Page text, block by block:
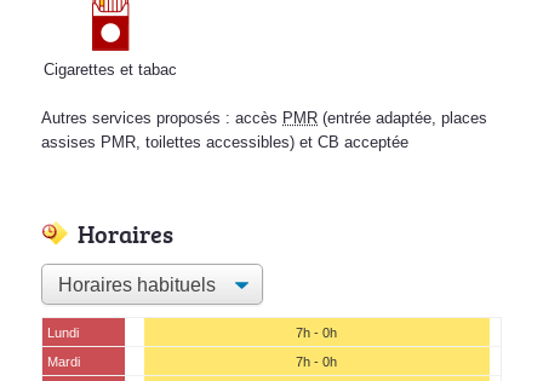
Cigarettes et tabac
Autres services proposés : accès PMR (entrée adaptée, places
assises PMR, toilettes accessibles) et CB acceptée
Horaires
Lundi
7h - 0h
Mardi
7h - 0h